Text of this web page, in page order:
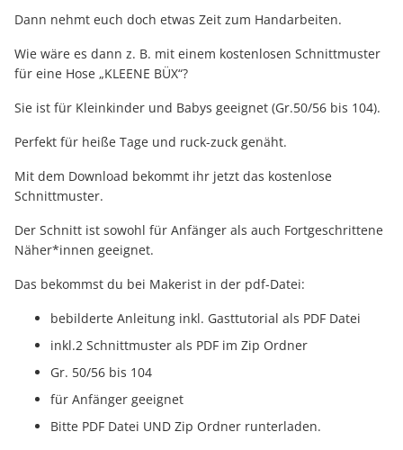
Dann nehmt euch doch etwas Zeit zum Handarbeiten.
Wie wäre es dann z. B. mit einem kostenlosen Schnittmuster
für eine Hose „KLEENE BÜX“?
Sie ist für Kleinkinder und Babys geeignet (Gr.50/56 bis 104).
Perfekt für heiße Tage und ruck-zuck genäht.
Mit dem Download bekommt ihr jetzt das kostenlose
Schnittmuster.
Der Schnitt ist sowohl für Anfänger als auch Fortgeschrittene
Näher*innen geeignet.
Das bekommst du bei Makerist in der pdf-Datei:
bebilderte Anleitung inkl. Gasttutorial als PDF Datei
inkl.2 Schnittmuster als PDF im Zip Ordner
Gr. 50/56 bis 104
für Anfänger geeignet
Bitte PDF Datei UND Zip Ordner runterladen.